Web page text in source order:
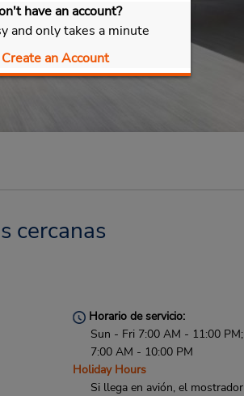
mi vehículo
have an account?
and only takes a minute
Create an Account
cercanas
Horario de servicio:
Sun - Fri 7:00 AM - 11:00
7:00 AM - 10:00 PM
Holiday Hours
Si llega en avión, el